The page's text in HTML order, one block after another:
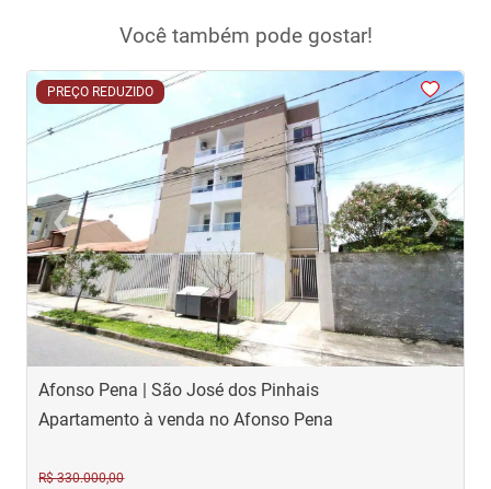
Você também pode gostar!
PREÇO REDUZIDO
<<<<
‹Previous ›Next
Afonso Pena | São José dos Pinhais
Apartamento à venda no Afonso Pena
R$ 330.000,00